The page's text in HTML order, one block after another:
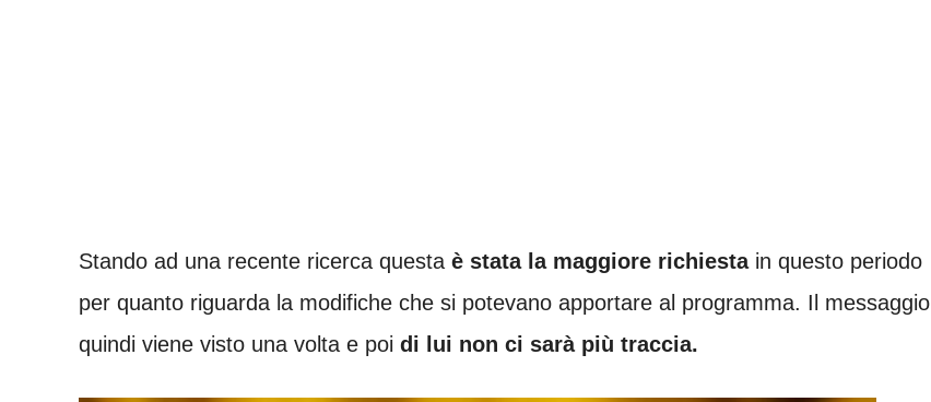
Stando ad una recente ricerca questa è stata la maggiore richiestain questo periodo
per quanto riguarda la modifiche che si potevano apportare al programma. Il messaggio
quindi viene visto una volta e poi di lui non ci sarà più traccia.